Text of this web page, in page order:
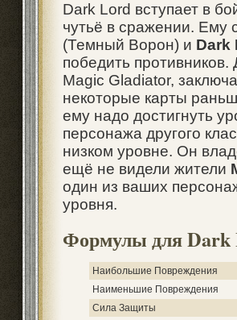
Dark Lord вступает в
чутьё в сражении. Ему
(Темный Ворон) и Dark
победить противников.
Magic Gladiator,
некоторые карты
ему надо достигнуть
персонажа другого
низком уровне. Он
ещё не видели жители
один из ваших
уровня.
Формулы для Dark
Наибольшие Повреждения
Наименьшие Повреждения
Сила Защиты